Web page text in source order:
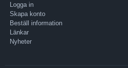
Logga in
Skapa konto
Beställ information
Länkar
Nyheter